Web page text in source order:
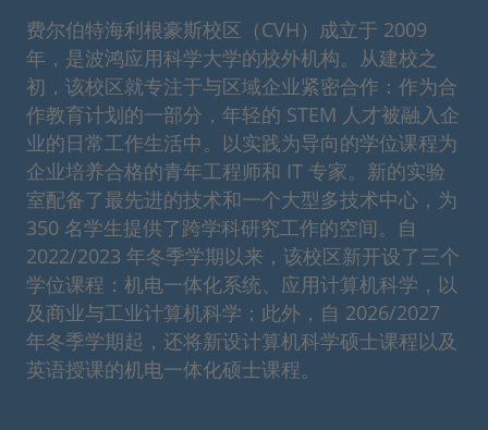
费尔伯特海利根豪斯校区（CVH）成立于 2009
年，是波鸿应用科学大学的校外机构。从建校之
初，该校区就专注于与区域企业紧密合作：作为合
作教育计划的一部分，年轻的 STEM 人才被融入企
业的日常工作生活中。以实践为导向的学位课程为
企业培养合格的青年工程师和 IT 专家。新的实验
室配备了最先进的技术和一个大型多技术中心，为
350 名学生提供了跨学科研究工作的空间。自
2022/2023 年冬季学期以来，该校区新开设了三个
学位课程：机电一体化系统、应用计算机科学，以
及商业与工业计算机科学；此外，自 2026/2027
年冬季学期起，还将新设计算机科学硕士课程以及
英语授课的机电一体化硕士课程。